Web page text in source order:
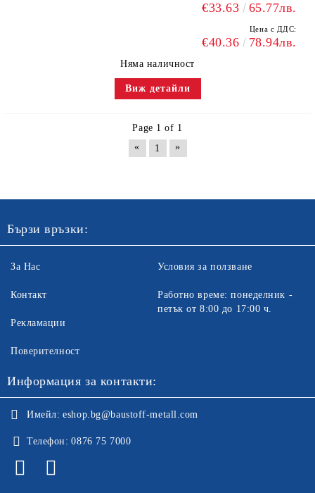
€33.63 65.77лв.
Цена с ДДС:
€40.36 78.94лв.
Няма наличност
Виж детайли
Page 1 of 1
«
1 »
Бързи връзки:
За Нас
Контакт
Рекламации
Поверителност
Условия за ползване
Работно време: понеделник -
петък от 8:00 до 17:00 ч.
Информация за контакти:
Имейл: eshop.bg@baustoff-metall.com
Телефон: 0876 75 7000